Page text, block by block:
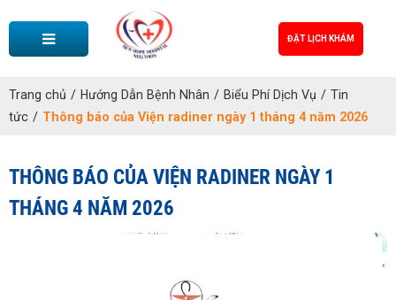
ĐẶT LỊCH KHÁM
Trang chủ / Hướng Dẫn Bệnh Nhân / Biểu Phí Dịch Vụ / Tin
tức / Thông báo của Viện radiner ngày 1 tháng 4 năm 2026
THÔNG BÁO CỦA VIỆN RADINER NGÀY 1
THÁNG 4 NĂM 2026